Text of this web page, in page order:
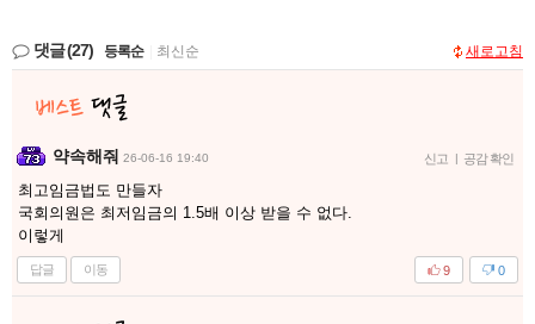
댓글(27) 등록순 최신순 새로고침
약속해줘 26-06-16 19:40 신고 | 공감 확인
최고임금법도 만들자
국회의원은 최저임금의 1.5배 이상 받을 수 없다.
이렇게
답글 이동 0
9